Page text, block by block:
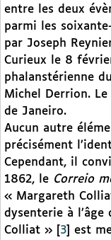
entre les deux
parmi les
par Joseph
Curieux le 8
phalanstérienne
Michel Derrion.
de Janeiro.
Aucun autre
précisément
Cependant, il
1862, le Correio
« Margareth
dysenterie à l’âge
Colliat »
3
est